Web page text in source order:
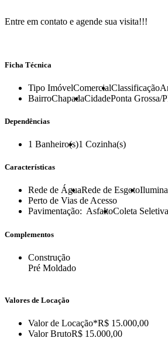
Entre em contato e agende sua visita!!!
Ficha Técnica
Tipo ImóvelComercialClassificação
BairroChapadaCidadePonta Grossa/
Dependências
1 Banheiro(s)1 Cozinha(s)
Características
Rede de ÁguaRede de Esgoto
Perto de Vias de Acesso
Pavimentação: AsfaltoColeta
Complementos
Construção
Pré Moldado
Valores de Locação
Valor de Locação*R$ 15.000,00
Valor BrutoR$ 15.000,00